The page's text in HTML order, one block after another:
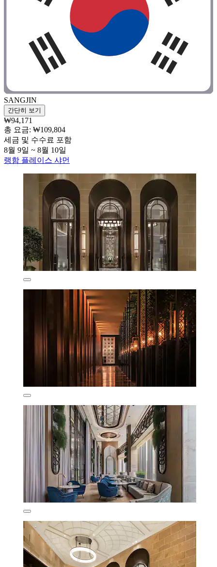
SANGJIN
간단히 보기
₩94,171
총 요금: ₩109,804
세금 및 수수료 포함
8월 9일 ~ 8월 10일
랭함 플레이스 샤먼